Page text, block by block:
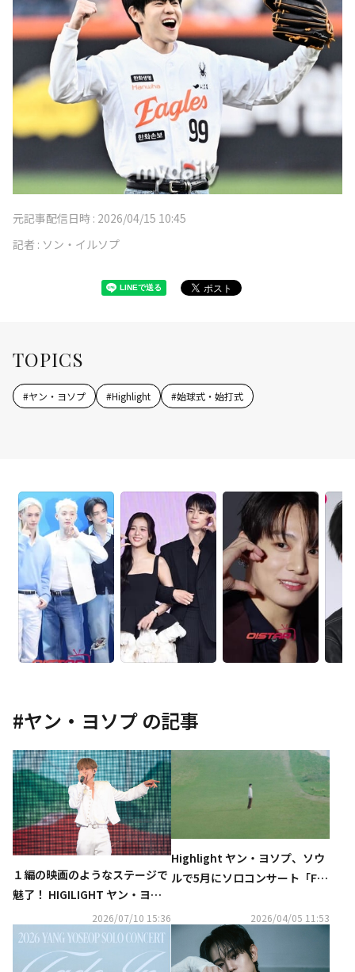
元記事配信日時 : 2026/04/15 10:45
記者 : ソン・イルソプ
TOPICS
#ヤン・ヨソプ #Highlight #始球式・始打式
#ヤン・ヨソプ の記事
１編の映画のようなステージで
魅了！ HIGILIGHT ヤン・ヨソ
プ、約3年ぶりの日本ソロコン
サートで見せたソロアーティス
トとしての奥行き
2026/07/10 15:36
Highlight ヤン・ヨソプ、ソウ
ルで5月にソロコンサート「Fad
2026/04/05 11:53